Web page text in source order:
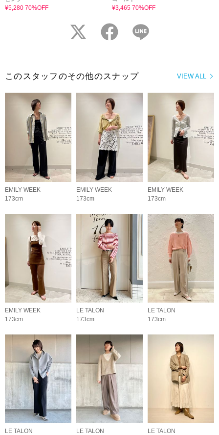
¥5,280 70%OFF
¥3,465 70%OFF
twitter facebook
VIEW ALL
このスタッフのその他のスナップ
EMILY WEEK
173cm
EMILY WEEK
173cm
EMILY WEEK
173cm
EMILY WEEK
173cm
LE TALON
173cm
LE TALON
173cm
LE TALON
LE TALON
LE TALON